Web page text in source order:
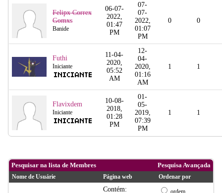
Felipx Correx
Gomxs
Banide
06-07-
2022,
01:47
PM
07-
07-
2022,
01:07
PM
0 0
Futhi
Iniciante
11-04-
2020,
05:52
AM
12-
04-
2020,
01:16
AM
1 1
Flavixdem
Iniciante
10-08-
2018,
01:28
PM
01-
05-
2019,
07:39
PM
1 1
Pesquisa Avançada
Pesquisar na lista de Membres
Nome de Usuárie Página web Ordenar por
Contém: ordem